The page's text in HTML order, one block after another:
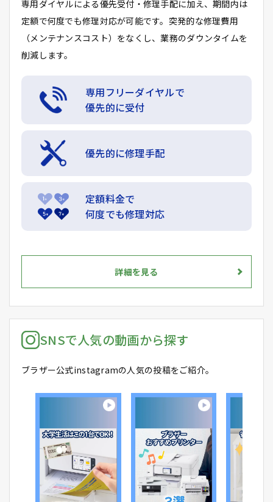
専用ダイヤルによる優先受付・修理手配に加え、期間内は
定額で何度でも修理対応が可能です。突発的な修理費用
（メンテナンスコスト）をなくし、業務のダウンタイムを
削減します。
専用フリーダイヤルで
優先的に受付
優先的に修理手配
定額料金で
何度でも修理対応
詳細を見る
SNSで人気の動画から探す
ブラザー公式instagramの人気の投稿をご紹介。